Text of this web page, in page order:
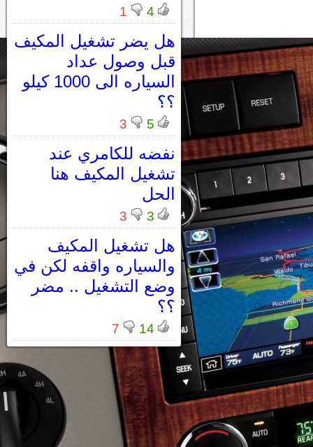
4
1
هل يضر تشغيل المكيف
قبل وصول عداد
السياره الى 1000 كيلو
؟؟
5
3
نفضه للكامري عند
تشغيل المكيف هنا
الحل
3
3
هل تشغيل المكيف
والسياره واقفه لكن في
وضع التشغيل .. مضر
؟؟
14
7